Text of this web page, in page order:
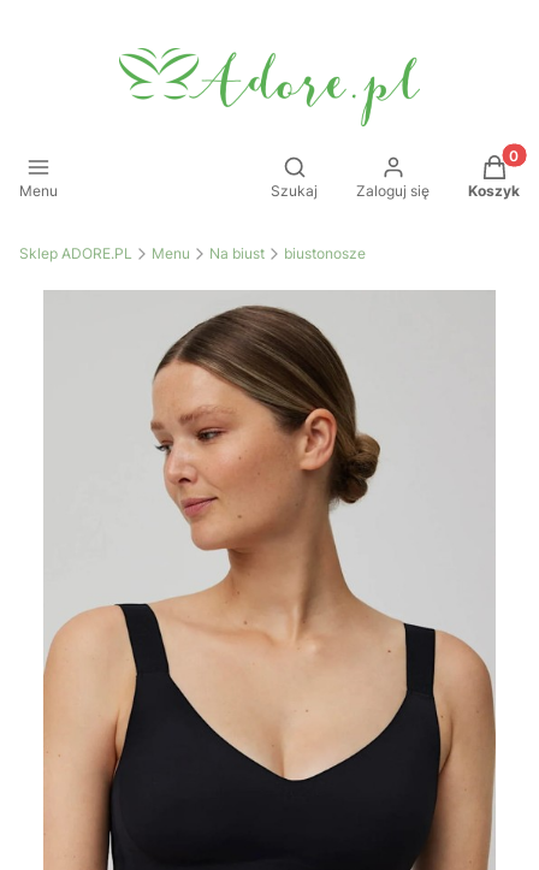
Menu
Otwórz wyszukiwarkę
Szukaj Zaloguj się Koszyk
Sklep ADORE.PL Menu Na biust biustonosze